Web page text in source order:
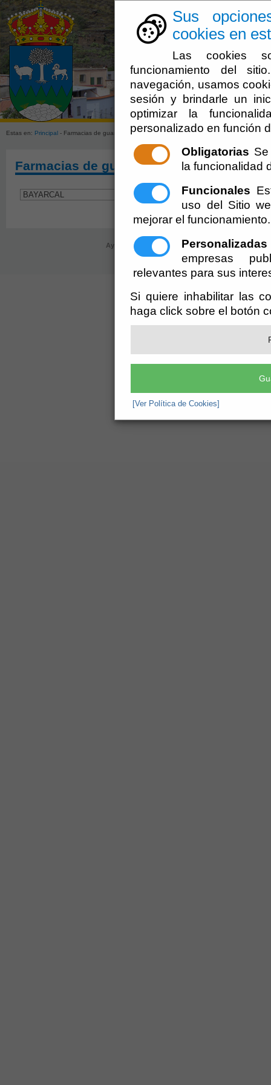
Sus
cookies en
Las cookies
funcionamiento del
navegación, usamos
sesión y brindarle un
optimizar la
personalizado en función
Obligatorias
la funcionalidad
Funcionales
uso del Sitio
mejorar el funcionamiento.
Personalizadas
empresas
relevantes para sus
Si quiere inhabilitar las
haga click sobre el botón
[Ver Política de Cookies]
Estas en: Principal - Farmacias de guardia - BAYARCAL
Farmacias de guardia - BAYARCAL
Ayuntamiento de Olula de Castro (Cif: P-0406800-
registro@oluladecastro.es
Aviso